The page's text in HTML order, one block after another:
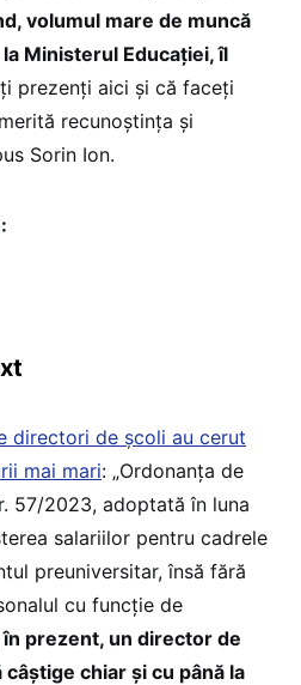
volumul mare de muncă
Ministerul Educației, îl
prezenți aici și că faceți
recunoștința și
Sorin Ion.
directori de școli au cerut
mai mari: „Ordonanța de
57/2023, adoptată în luna
salariilor pentru cadrele
preuniversitar, însă fără
cu funcție de
în prezent, un director de
chiar și cu până la